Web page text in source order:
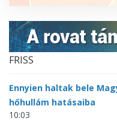
FRISS
Ennyien haltak bele
hőhullám hatásaiba
10:03